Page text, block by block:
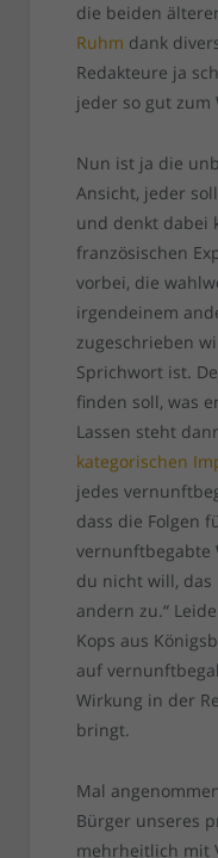
die beiden
Ruhm dank
Redakteure ja
jeder so gut zum
Nun ist ja die
Ansicht, jeder
und denkt dabei
französischen
vorbei, die
irgendeinem
zugeschrieben
Sprichwort ist.
finden soll, was
Lassen steht
kategorischen
jedes
dass die Folgen
vernunftbegabte
du nicht will, das
andern zu.“
Kops aus
auf
Wirkung in der
bringt.
Mal
Bürger unseres
mehrheitlich mit